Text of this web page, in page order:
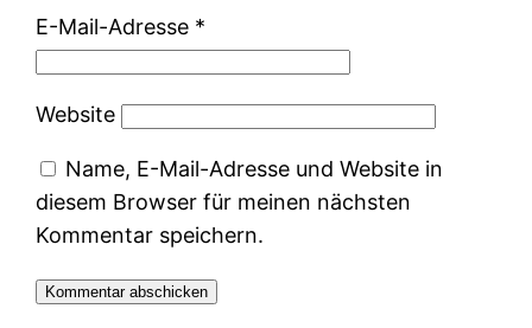
E-Mail-Adresse *
Website
Name, E-Mail-Adresse und Website in
diesem Browser für meinen nächsten
Kommentar speichern.